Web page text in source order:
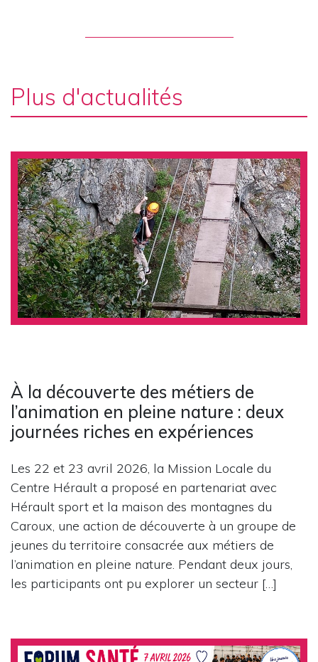
Plus d'actualités
À la découverte des métiers de
l’animation en pleine nature : deux
journées riches en expériences
Les 22 et 23 avril 2026, la Mission Locale du
Centre Hérault a proposé en partenariat avec
Hérault sport et la maison des montagnes du
Caroux, une action de découverte à un groupe de
jeunes du territoire consacrée aux métiers de
l’animation en pleine nature. Pendant deux jours,
les participants ont pu explorer un secteur […]